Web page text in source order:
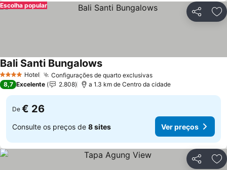
Partilhar
Escolha popular
4 EstrelasHotel Configurações de quarto exclusivas
Bali Santi Bungalows
8,7 Excelente 2.808 a 1.3 km de Centro da cidade
De € 26
Consulte os preços de 8 sites Ver preços
Partilhar